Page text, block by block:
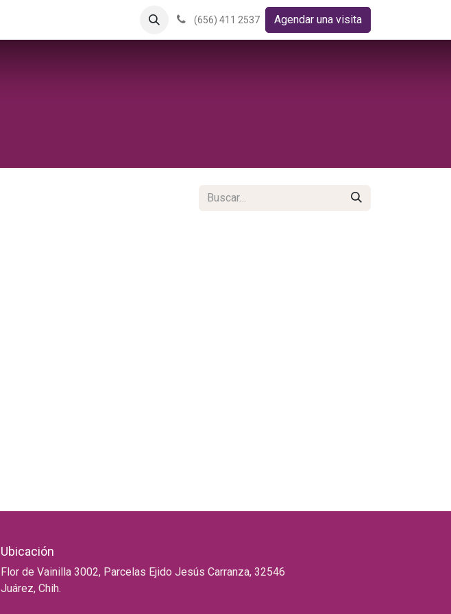
(656) 411 2537 Agendar una visita
Ubicación
Flor de Vainilla 3002, Parcelas Ejido Jesús Carranza, 32546
Juárez, Chih.